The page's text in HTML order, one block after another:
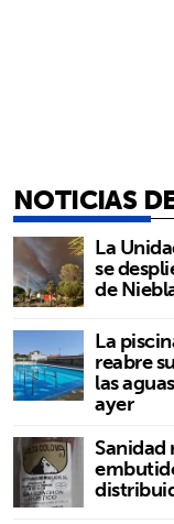
NOTICIAS
La
se
de
La
reabre
las
ayer
Sanidad